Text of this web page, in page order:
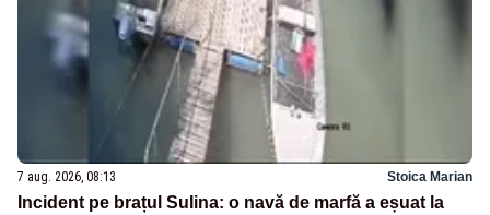
7 aug. 2026, 08:13 Stoica Marian
Incident pe brațul Sulina: o navă de marfă a eșuat la